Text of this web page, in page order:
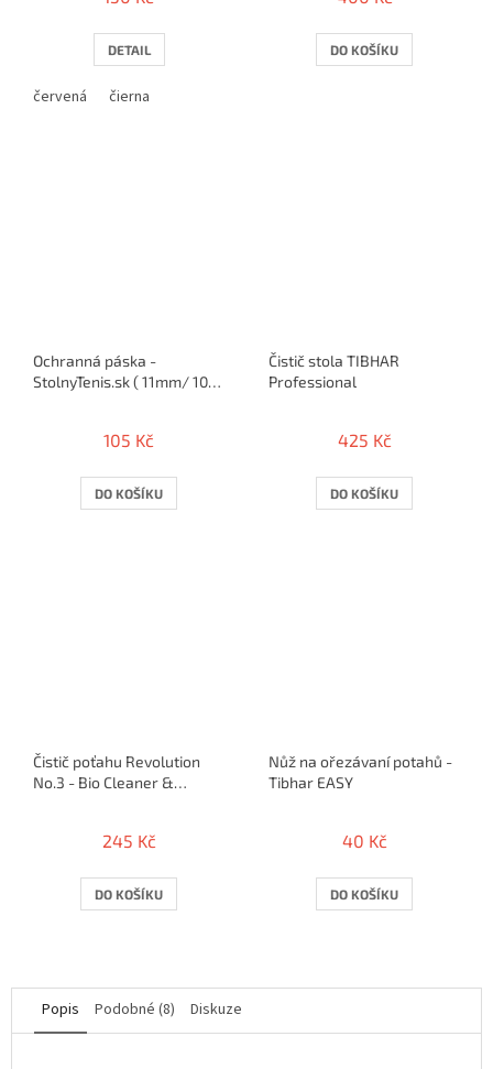
DETAIL
červená čierna
DO KOŠÍKU
Ochranná páska -
StolnyTenis.sk ( 11mm/ 10
105 Kč
DO KOŠÍKU
Čistič stola TIBHAR
Professional
425 Kč
DO KOŠÍKU
Čistič poťahu Revolution
No.3 - Bio Cleaner &
245 Kč
DO KOŠÍKU
Nůž na ořezávaní potahů -
Tibhar EASY
40 Kč
DO KOŠÍKU
Popis Podobné (8) Diskuze